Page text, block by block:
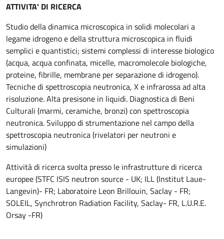
ATTIVITA' DI RICERCA
Studio della dinamica microscopica in solidi molecolari a
legame idrogeno e della struttura microscopica in fluidi
semplici e quantistici; sistemi complessi di interesse biologico
(acqua, acqua confinata, micelle, macromolecole biologiche,
proteine, fibrille, membrane per separazione di idrogeno).
Tecniche di spettroscopia neutronica, X e infrarossa ad alta
risoluzione. Alta presisone in liquidi. Diagnostica di Beni
Culturali (marmi, ceramiche, bronzi) con spettroscopia
neutronica. Sviluppo di strumentazione nel campo della
spettroscopia neutronica (rivelatori per neutroni e
simulazioni)
Attività di ricerca svolta presso le infrastrutture di ricerca
europee (STFC ISIS neutron source - UK; ILL (Institut Laue-
Langevin)- FR; Laboratoire Leon Brillouin, Saclay - FR;
SOLEIL, Synchrotron Radiation Facility, Saclay- FR, L.U.R.E.
Orsay -FR)